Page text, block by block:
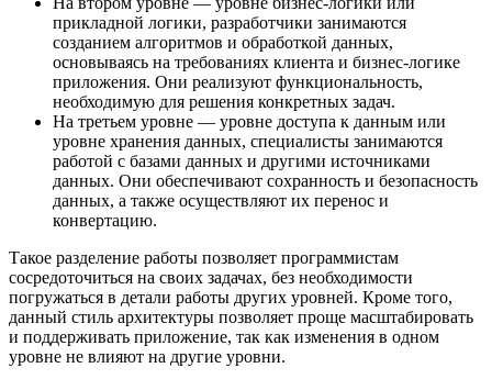
прикладной логики, разработчики занимаются
созданием алгоритмов и обработкой данных,
основываясь на требованиях клиента и бизнес-логике
приложения. Они реализуют функциональность,
необходимую для решения конкретных задач.
На третьем уровне — уровне доступа к данным или
уровне хранения данных, специалисты занимаются
работой с базами данных и другими источниками
данных. Они обеспечивают сохранность и безопасность
данных, а также осуществляют их перенос и
конвертацию.
Такое разделение работы позволяет программистам
сосредоточиться на своих задачах, без необходимости
погружаться в детали работы других уровней. Кроме того,
данный стиль архитектуры позволяет проще масштабировать
и поддерживать приложение, так как изменения в одном
уровне не влияют на другие уровни.